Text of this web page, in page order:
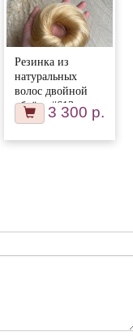
Резинка из
натуральных
волос двойной
объём- #6133 300 р.